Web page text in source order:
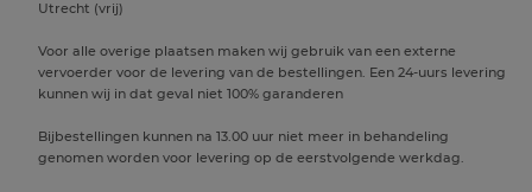
Utrecht (vrij)
Voor alle overige plaatsen maken wij gebruik van een externe
vervoerder voor de levering van de bestellingen. Een 24-uurs levering
kunnen wij in dat geval niet 100% garanderen
Bijbestellingen kunnen na 13.00 uur niet meer in behandeling
genomen worden voor levering op de eerstvolgende werkdag.